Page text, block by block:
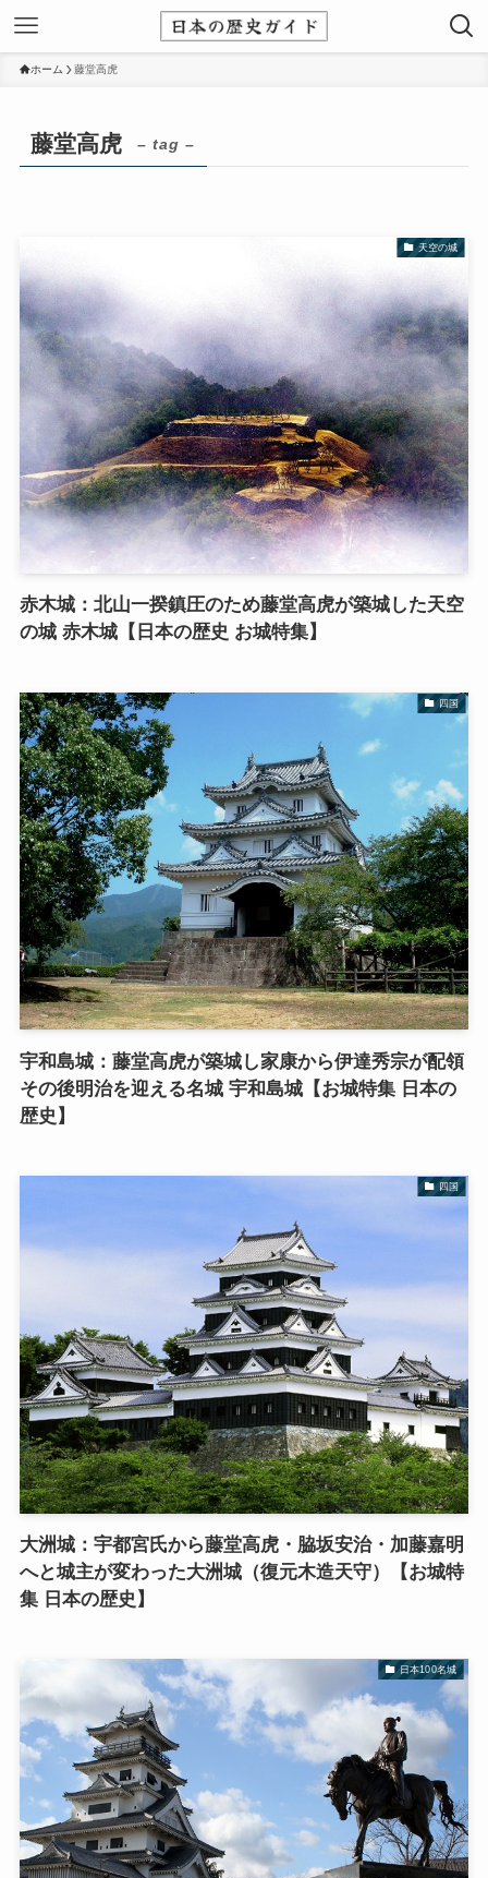
ホーム 藤堂高虎
藤堂高虎 – tag –
天空の城
赤木城：北山一揆鎮圧のため藤堂高虎が築城した天空
の城 赤木城【日本の歴史 お城特集】
四国
宇和島城：藤堂高虎が築城し家康から伊達秀宗が配領
その後明治を迎える名城 宇和島城【お城特集 日本の
歴史】
四国
大洲城：宇都宮氏から藤堂高虎・脇坂安治・加藤嘉明
へと城主が変わった大洲城（復元木造天守）【お城特
集 日本の歴史】
日本100名城